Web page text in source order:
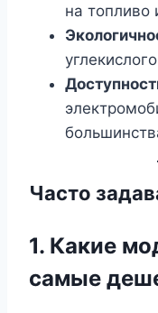
на топливо
Часто
1. Какие
самые